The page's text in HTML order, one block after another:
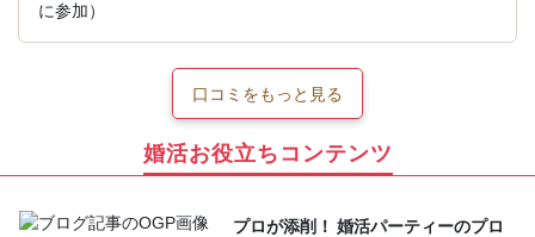
に参加）
口コミをもっと見る
婚活お役立ちコンテンツ
プロが添削！ 婚活パーティーのプロ